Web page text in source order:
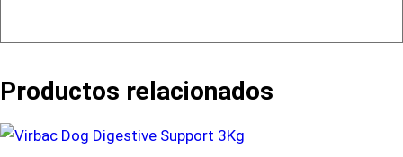
Productos relacionados